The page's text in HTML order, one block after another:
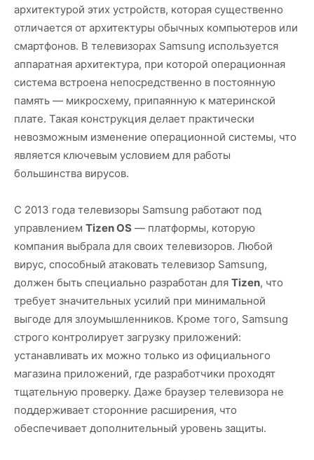
архитектурой этих устройств, которая существенно
отличается от архитектуры обычных компьютеров или
смартфонов. В телевизорах Samsung используется
аппаратная архитектура, при которой операционная
система встроена непосредственно в постоянную
память — микросхему, припаянную к материнской
плате. Такая конструкция делает практически
невозможным изменение операционной системы, что
является ключевым условием для работы
большинства вирусов.
С 2013 года телевизоры Samsung работают под
управлением Tizen OS — платформы, которую
компания выбрала для своих телевизоров. Любой
вирус, способный атаковать телевизор Samsung,
должен быть специально разработан для Tizen, что
требует значительных усилий при минимальной
выгоде для злоумышленников. Кроме того, Samsung
строго контролирует загрузку приложений:
устанавливать их можно только из официального
магазина приложений, где разработчики проходят
тщательную проверку. Даже браузер телевизора не
поддерживает сторонние расширения, что
обеспечивает дополнительный уровень защиты.